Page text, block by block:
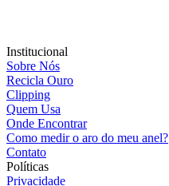
Institucional
Sobre Nós
Recicla Ouro
Clipping
Quem Usa
Onde Encontrar
Como medir o aro do meu anel?
Contato
Políticas
Privacidade